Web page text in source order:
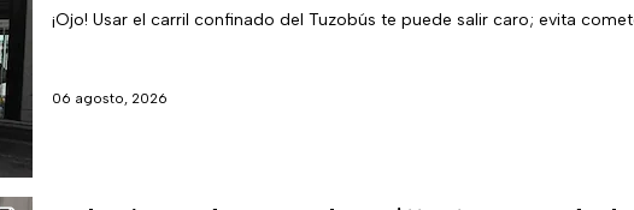
¡Ojo! Usar el carril confinado del Tuzobús te puede salir caro; evita
06 agosto, 2026